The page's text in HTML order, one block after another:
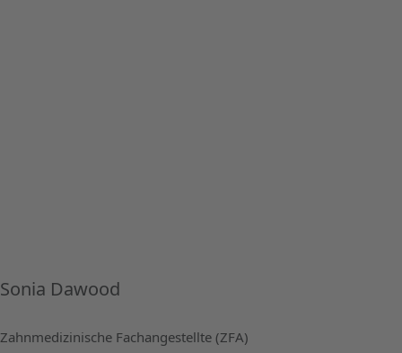
Sonia Dawood
Zahnmedizinische Fachangestellte (ZFA)